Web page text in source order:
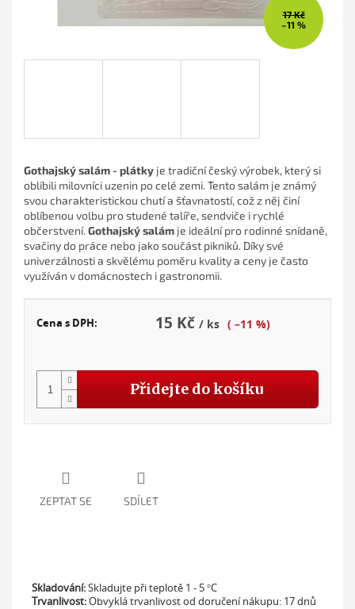
17 Kč
–11 %
15 Kč
Cena s DPH: / ks ( –11 %)
Přidejte do košíku
Gothajský salám - plátky je tradiční český výrobek, který si
oblíbili milovníci uzenin po celé zemi. Tento salám je známý
svou charakteristickou chutí a šťavnatostí, což z něj činí
oblíbenou volbu pro studené talíře, sendviče i rychlé
občerstvení. Gothajský salám je ideální pro rodinné snídaně,
svačiny do práce nebo jako součást pikniků. Díky své
univerzálnosti a skvělému poměru kvality a ceny je často
využíván v domácnostech i gastronomii.
ZEPTAT SE SDÍLET
Skladování:Skladujte při teplotě 1 - 5 °C
Trvanlivost:Obvyklá trvanlivost od doručení nákupu: 17 dnů